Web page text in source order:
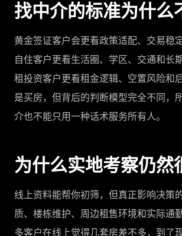
找中介的标准为什么
黄金签证客户会更看政策适配、交易稳
自住客户更看生活圈、学区、交通和长
租投资客户更看租金逻辑、空置风险和
是买房，但背后的判断模型完全不同，
介也不能只用一种话术服务所有人。
为什么实地考察仍然
线上资料能帮你初筛，但真正影响决策
质、楼栋维护、周边租售环境和实际通
多客户在线上觉得几套房差不多，到了